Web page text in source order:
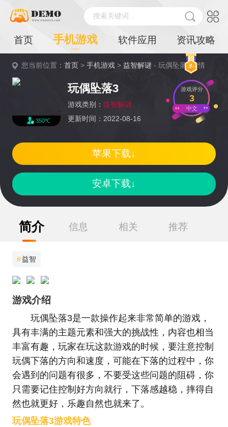
搜索关键词...
首页 手机游戏 软件应用 资讯攻略
您当前位置：首页 >手机游戏 >益智解谜 - 玩偶坠落3详情
350℃
玩偶坠落3
游戏类别： 益智解谜
更新时间：2022-08-16
游戏评分
3
中文
安卓下载↓
苹果下载↓
简介 信息 相关 推荐
#益智
游戏介绍
玩偶坠落3是一款操作起来非常简单的游戏，
具有丰满的主题元素和强大的挑战性，内容也相当
丰富有趣，玩家在玩这款游戏的时候，要注意控制
玩偶下落的方向和速度，可能在下落的过程中，你
会遇到的问题有很多，不要受这些问题的阻碍，你
只需要记住控制好方向就行，下落感越稳，摔得自
然也就更好，乐趣自然也就来了。
玩偶坠落3游戏特色